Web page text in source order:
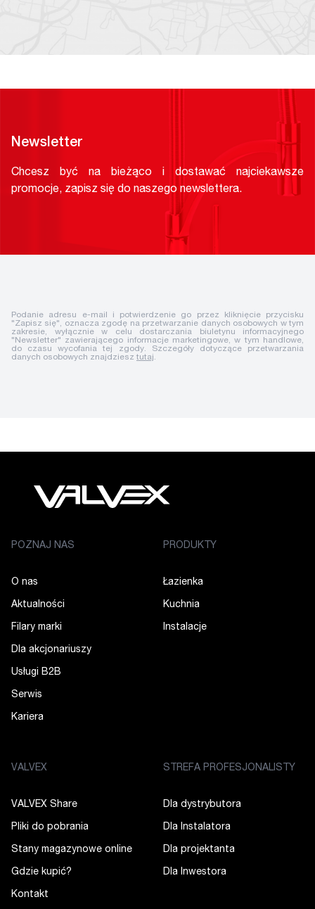
Newsletter
Chcesz być na bieżąco i dostawać najciekawsze
promocje, zapisz się do naszego newslettera.
Podanie adresu e-mail i potwierdzenie go przez kliknięcie przycisku
"Zapisz się", oznacza zgodę na przetwarzanie danych osobowych w tym
zakresie, wyłącznie w celu dostarczania biuletynu informacyjnego
"Newsletter" zawierającego informacje marketingowe, w tym handlowe,
do czasu wycofania tej zgody. Szczegóły dotyczące przetwarzania
danych osobowych znajdziesz tutaj.
POZNAJ NAS
O nas
Aktualności
Filary marki
Dla akcjonariuszy
Usługi B2B
Serwis
Kariera
PRODUKTY
Łazienka
Kuchnia
Instalacje
VALVEX
VALVEX Share
Pliki do pobrania
Stany magazynowe online
Gdzie kupić?
Kontakt
STREFA PROFESJONALISTY
Dla dystrybutora
Dla Instalatora
Dla projektanta
Dla Inwestora